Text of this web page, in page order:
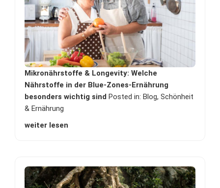
Mikronährstoffe & Longevity: Welche
Nährstoffe in der Blue-Zones-Ernährung
besonders wichtig sind Posted in: Blog,Schönheit
& Ernährung
weiter lesen